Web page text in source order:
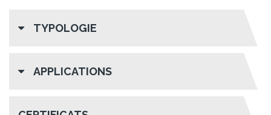
TYPOLOGIE
APPLICATIONS